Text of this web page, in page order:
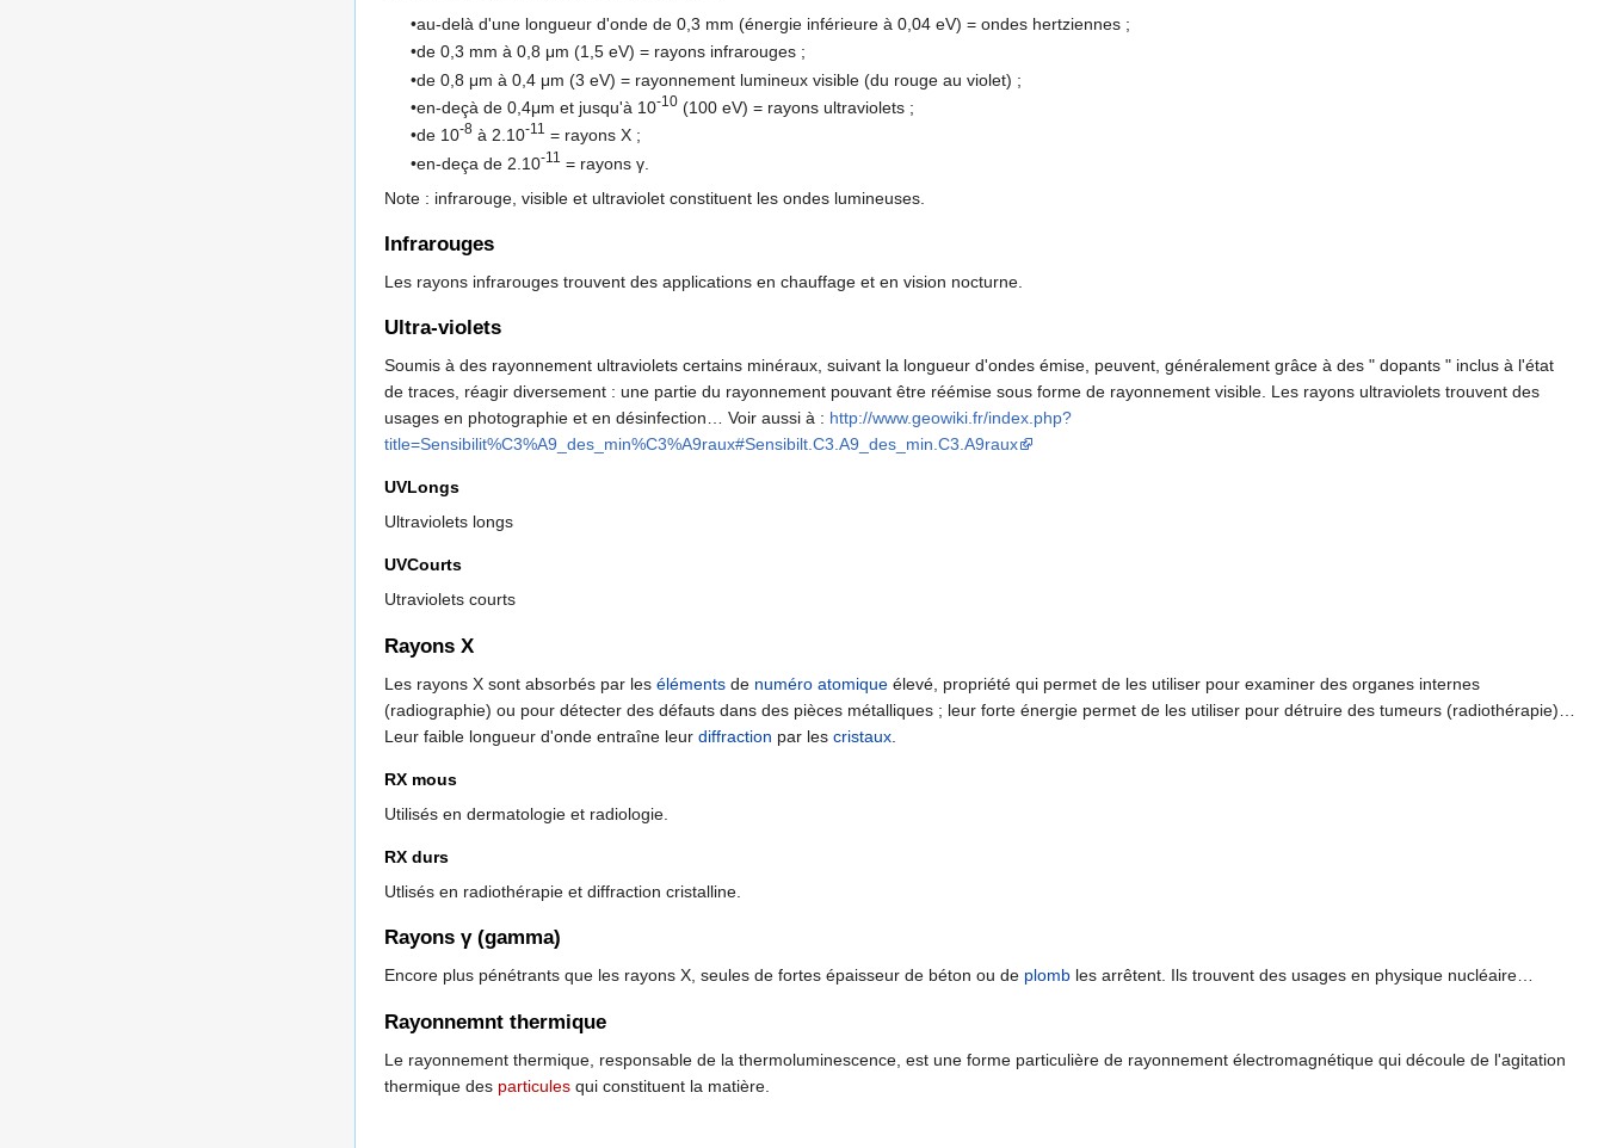
•au-delà d'une longueur d'onde de 0,3 mm (énergie inférieure à 0,04 eV) = ondes hertziennes ;
•de 0,3 mm à 0,8 μm (1,5 eV) = rayons infrarouges ;
•de 0,8 μm à 0,4 μm (3 eV) = rayonnement lumineux visible (du rouge au violet) ;
•en-deçà de 0,4μm et jusqu'à 10-10 (100 eV) = rayons ultraviolets ;
•de 10-8 à 2.10-11 = rayons X ;
•en-deça de 2.10-11 = rayons γ.
Note : infrarouge, visible et ultraviolet constituent les ondes lumineuses.
Infrarouges
Les rayons infrarouges trouvent des applications en chauffage et en vision nocturne.
Ultra-violets
Soumis à des rayonnement ultraviolets certains minéraux, suivant la longueur d'ondes émise, peuvent, généralement grâce à des " dopants " inclus à l'état
de traces, réagir diversement : une partie du rayonnement pouvant être réémise sous forme de rayonnement visible. Les rayons ultraviolets trouvent des
usages en photographie et en désinfection… Voir aussi à : http://www.geowiki.fr/index.php?
title=Sensibilit%C3%A9_des_min%C3%A9raux#Sensibilt.C3.A9_des_min.C3.A9raux
UVLongs
Ultraviolets longs
UVCourts
Utraviolets courts
Rayons X
Les rayons X sont absorbés par les éléments de numéro atomique élevé, propriété qui permet de les utiliser pour examiner des organes internes
(radiographie) ou pour détecter des défauts dans des pièces métalliques ; leur forte énergie permet de les utiliser pour détruire des tumeurs (radiothérapie)…
Leur faible longueur d'onde entraîne leur diffraction par les cristaux
RX mous
Utilisés en dermatologie et radiologie.
RX durs
Utlisés en radiothérapie et diffraction cristalline.
Rayons γ (gamma)
Encore plus pénétrants que les rayons X, seules de fortes épaisseur de béton ou de plomb les arrêtent. Ils trouvent des usages en physique nucléaire…
Rayonnemnt thermique
Le rayonnement thermique, responsable de la thermoluminescence, est une forme particulière de rayonnement électromagnétique qui découle de l'agitation
thermique des particules qui constituent la matière.